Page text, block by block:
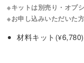
※キットは別売り・オプ
※お申し込みいただいた
材料キット(¥6,780)